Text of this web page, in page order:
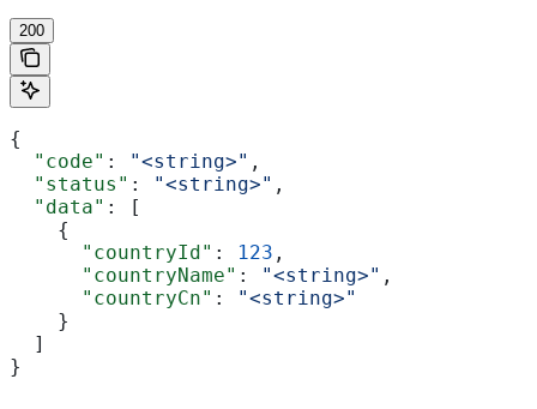
200
{
  "code"
: "<string>" ,
  "status"
: "<string>" ,
  "data"
: [
    {
      "countryId"
: 123 ,
      "countryName"
: "<string>" ,
      "countryCn"
:
"<string>"
    }
  ]
}